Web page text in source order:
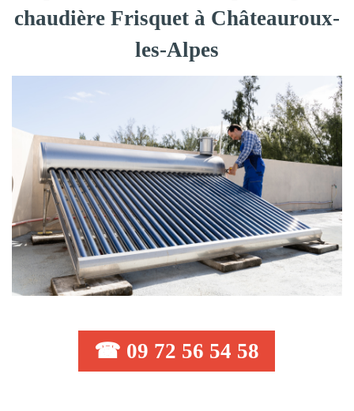
chaudière Frisquet à Châteauroux-
les-Alpes
☎ 09 72 56 54 58